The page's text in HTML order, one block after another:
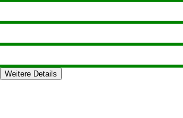
Weitere Details